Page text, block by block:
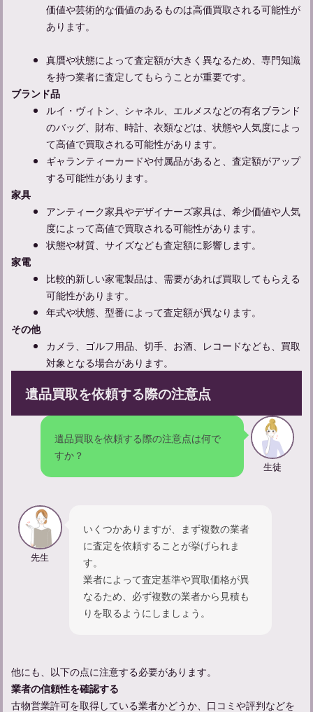
【忌中神社参拝してしまった】忌中のルールについて紹介
【不幸があった人への声かけ】友達にかける言葉の例文を紹介
忌中期間中の孫の振る舞いについて：やってはいけないことは
価値や芸術的な価値のあるものは高価買取される可能性が
あります。
真贋や状態によって査定額が大きく異なるため、専門知識
を持つ業者に査定してもらうことが重要です。
ブランド品
ルイ・ヴィトン、シャネル、エルメスなどの有名ブランド
のバッグ、財布、時計、衣類などは、状態や人気度によっ
て高値で買取される可能性があります。
ギャランティーカードや付属品があると、査定額がアップ
する可能性があります。
家具
アンティーク家具やデザイナーズ家具は、希少価値や人気
度によって高値で買取される可能性があります。
状態や材質、サイズなども査定額に影響します。
家電
比較的新しい家電製品は、需要があれば買取してもらえる
可能性があります。
年式や状態、型番によって査定額が異なります。
その他
カメラ、ゴルフ用品、切手、お酒、レコードなども、買取
対象となる場合があります。
遺品買取を依頼する際の注意点
遺品買取を依頼する際の注意点は何で
すか？
生徒
先生
いくつかありますが、まず複数の業者
に査定を依頼することが挙げられま
す。
業者によって査定基準や買取価格が異
なるため、必ず複数の業者から見積も
りを取るようにしましょう。
他にも、以下の点に注意する必要があります。
業者の信頼性を確認する
古物営業許可を取得している業者かどうか、口コミや評判などを